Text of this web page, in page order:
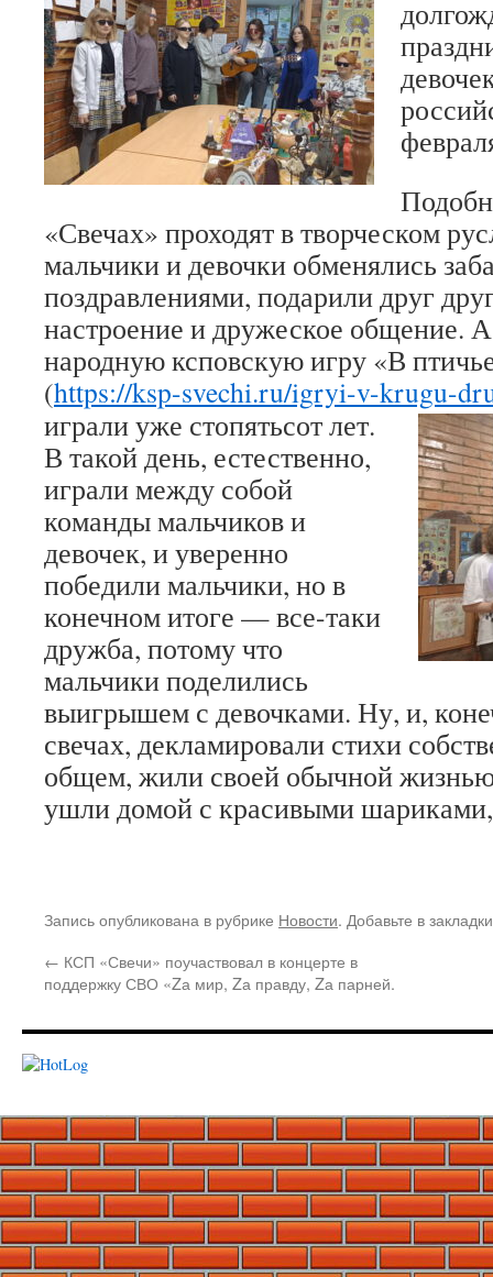
«Свечах» проходят в творческом
мальчики и девочки обменялись
поздравлениями, подарили друг
настроение и дружеское общение.
народную ксповскую игру «В
(https://ksp-svechi.ru/igryi-v-krugu-
играли уже стопятьсот лет.
В такой день, естественно,
играли между собой
команды мальчиков и
девочек, и уверенно
победили мальчики, но в
конечном итоге — все-таки
дружба, потому что
мальчики поделились
выигрышем с девочками. Ну, и,
свечах, декламировали стихи
общем, жили своей обычной
ушли домой с красивыми
Запись опубликована в рубрике Новости. Добавьте в
← КСП «Свечи» поучаствовал в концерте в
поддержку СВО «Zа мир, Zа правду, Zа парней.